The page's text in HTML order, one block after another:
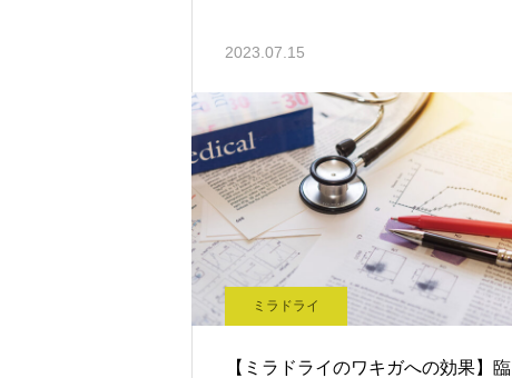
2023.07.15
ミラドライ
【ミラドライのワキガへの効果】臨